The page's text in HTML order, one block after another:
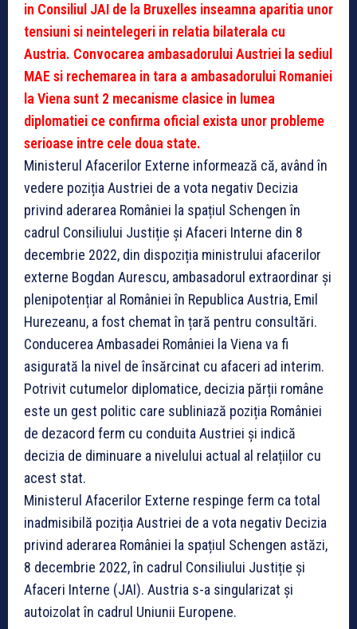
in Consiliul JAI de la Bruxelles inseamna aparitia unor
tensiuni si neintelegeri in relatia bilaterala cu
Austria. Convocarea ambasadorului Austriei la sediul
MAE si rechemarea in tara a ambasadorului Romaniei
la Viena sunt 2 mecanisme clasice in lumea
diplomatiei ce confirma oficial exista unor probleme
serioase intre cele doua state.
Ministerul Afacerilor Externe informează că, având în
vedere poziția Austriei de a vota negativ Decizia
privind aderarea României la spațiul Schengen în
cadrul Consiliului Justiție și Afaceri Interne din 8
decembrie 2022, din dispoziția ministrului afacerilor
externe Bogdan Aurescu, ambasadorul extraordinar și
plenipotențiar al României în Republica Austria, Emil
Hurezeanu, a fost chemat în țară pentru consultări.
Conducerea Ambasadei României la Viena va fi
asigurată la nivel de însărcinat cu afaceri ad interim.
Potrivit cutumelor diplomatice, decizia părții române
este un gest politic care subliniază poziția României
de dezacord ferm cu conduita Austriei și indică
decizia de diminuare a nivelului actual al relațiilor cu
acest stat.
Ministerul Afacerilor Externe respinge ferm ca total
inadmisibilă poziția Austriei de a vota negativ Decizia
privind aderarea României la spațiul Schengen astăzi,
8 decembrie 2022, în cadrul Consiliului Justiție și
Afaceri Interne (JAI). Austria s-a singularizat și
autoizolat în cadrul Uniunii Europene.